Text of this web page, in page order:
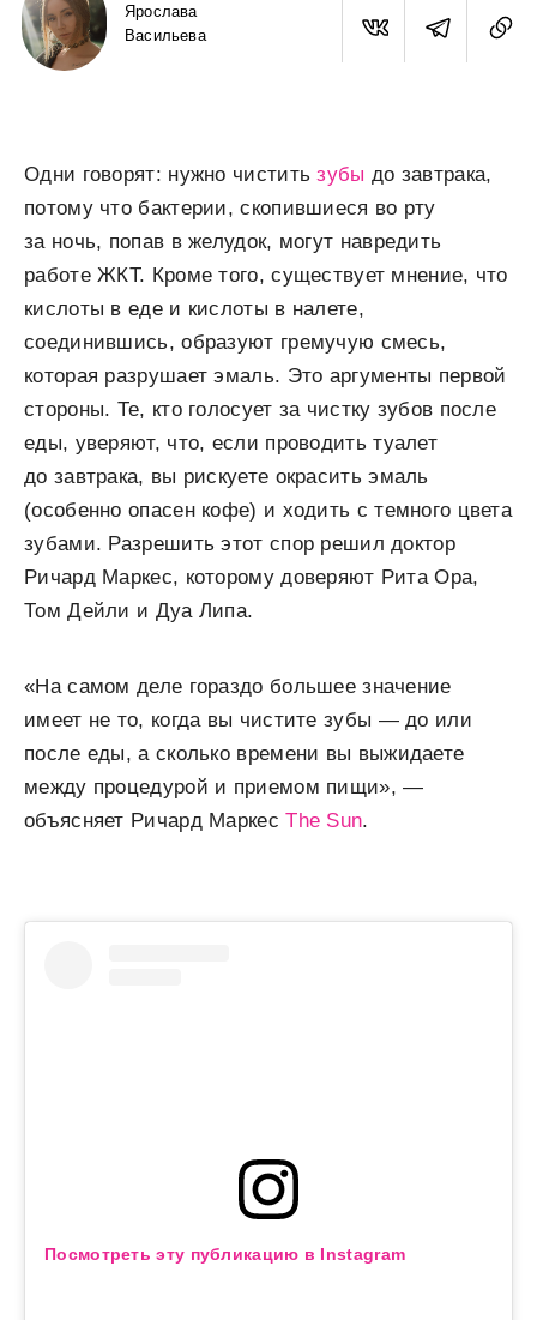
Ярослава
Васильева
Одни говорят: нужно чиститьзубы до завтрака,
потому что бактерии, скопившиеся во рту
за ночь, попав в желудок, могут навредить
работе ЖКТ. Кроме того, существует мнение, что
кислоты в еде и кислоты в налете,
соединившись, образуют гремучую смесь,
которая разрушает эмаль. Это аргументы первой
стороны. Те, кто голосует за чистку зубов после
еды, уверяют, что, если проводить туалет
до завтрака, вы рискуете окрасить эмаль
(особенно опасен кофе) и ходить с темного цвета
зубами. Разрешить этот спор решил доктор
Ричард Маркес, которому доверяют Рита Ора,
Том Дейли и Дуа Липа.
«На самом деле гораздо большее значение
имеет не то, когда вы чистите зубы — до или
после еды, а сколько времени вы выжидаете
между процедурой и приемом пищи», —
объясняет Ричард МаркесThe Sun.
Посмотреть эту публикацию в Instagram